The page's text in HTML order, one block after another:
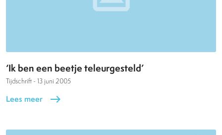
‘Ik ben een beetje teleurgesteld’
Tijdschrift - 13 juni 2005
Lees meer east